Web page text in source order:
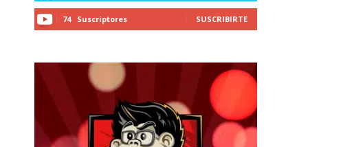
74 Suscriptores SUSCRIBIRTE